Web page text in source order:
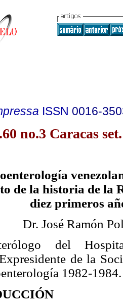
ISSN 0016-
no.3 Caracas
de la historia de la
diez primeros
Dr. José Ramón
del
de la
1982-1984.